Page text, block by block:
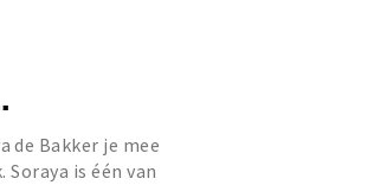
de Bakker je mee
is één van